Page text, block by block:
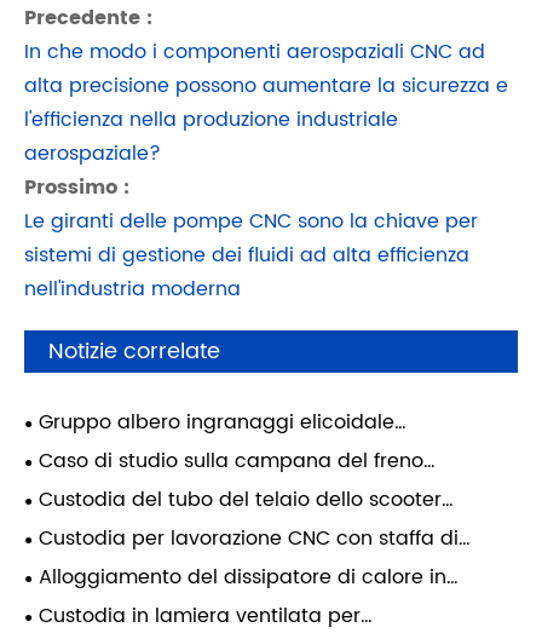
Precedente :
In che modo i componenti aerospaziali CNC ad
alta precisione possono aumentare la sicurezza e
l'efficienza nella produzione industriale
aerospaziale?
Prossimo :
Le giranti delle pompe CNC sono la chiave per
sistemi di gestione dei fluidi ad alta efficienza
nell'industria moderna
Notizie correlate
Gruppo albero ingranaggi elicoidale
personalizzato per sistemi di trasmissione
industriali
Caso di studio sulla campana del freno
(progetto nel Regno Unito)
Custodia del tubo del telaio dello scooter
elettrico: come abbiamo migliorato la resistenza
strutturale utilizzando un processo integrato di
fusione e forgiatura
Custodia per lavorazione CNC con staffa di
precisione in acciaio inossidabile - Sistema di
turbina a gas
Alloggiamento del dissipatore di calore in
alluminio pressofuso
Custodia in lamiera ventilata per